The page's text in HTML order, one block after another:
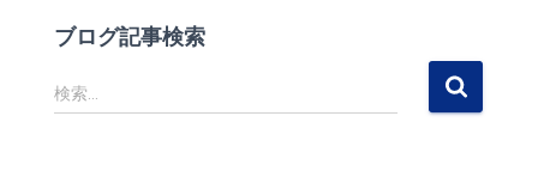
ブログ記事検索
検
索
検索…